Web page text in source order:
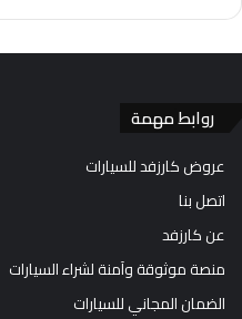
روابط مهمة
عروض كارزفد للسيارات
اتصل بنا
عن كارزفد
منصة موثوقة وآمنة لشراء السيارات
الضمان المجاني للسيارات